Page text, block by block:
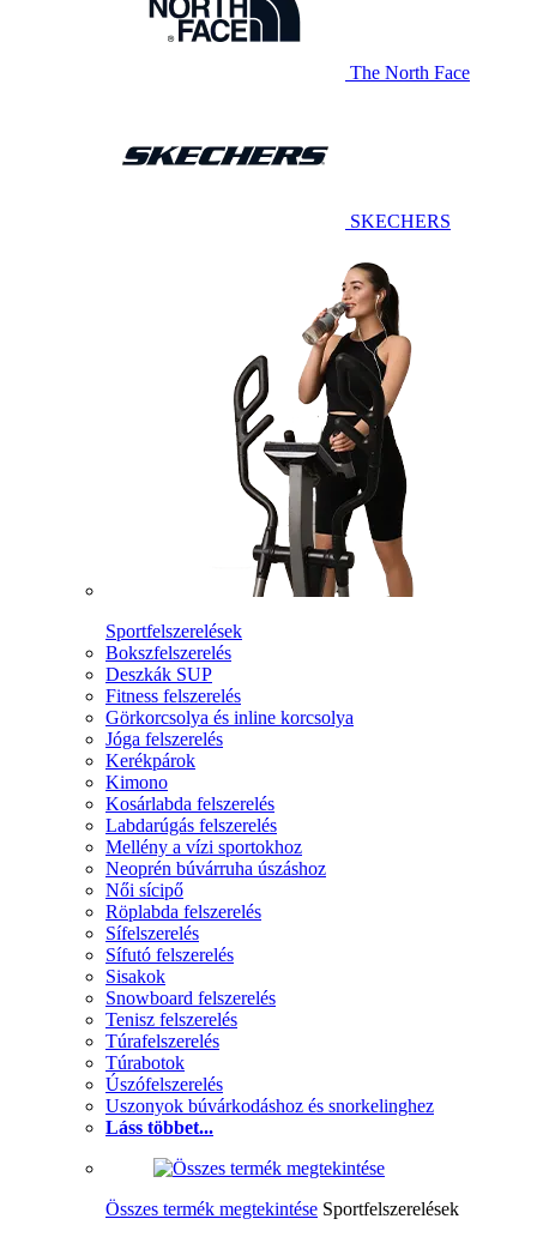
The North Face
SKECHERS
Sportfelszerelések
Bokszfelszerelés
Deszkák SUP
Fitness felszerelés
Görkorcsolya és inline korcsolya
Jóga felszerelés
Kerékpárok
Kimono
Kosárlabda felszerelés
Labdarúgás felszerelés
Mellény a vízi sportokhoz
Neoprén búvárruha úszáshoz
Női sícipő
Röplabda felszerelés
Sífelszerelés
Sífutó felszerelés
Sisakok
Snowboard felszerelés
Tenisz felszerelés
Túrafelszerelés
Túrabotok
Úszófelszerelés
Uszonyok búvárkodáshoz és snorkelinghez
Láss többet...
Összes termék megtekintése Sportfelszerelések